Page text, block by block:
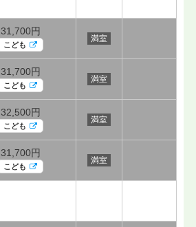
31,700円
こども
満室
31,700円
こども
満室
32,500円
こども
満室
31,700円
こども
満室